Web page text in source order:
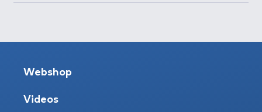
Webshop
Videos